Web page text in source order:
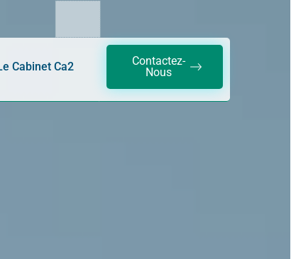
Cabinet Ca2
Contactez-
Nous